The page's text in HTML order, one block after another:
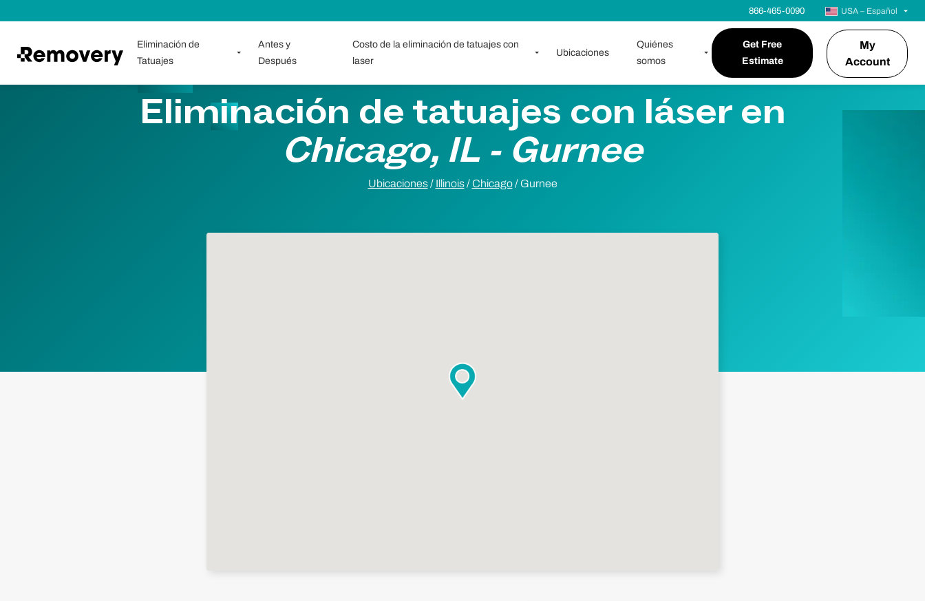
866-465-0090 USA – Español
Eliminación de
Tatuajes
Antes y
Después
Costo de la eliminación de tatuajes con
laser
Ubicaciones
Quiénes
somos
Get Free
Estimate
My
Account
Eliminación de tatuajes con láser en
Chicago, IL - Gurnee
Ubicaciones / Illinois /Chicago / Gurnee